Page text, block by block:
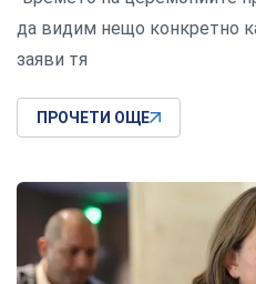
да видим нещо конкретно
заяви тя
ПРОЧЕТИ ОЩЕ